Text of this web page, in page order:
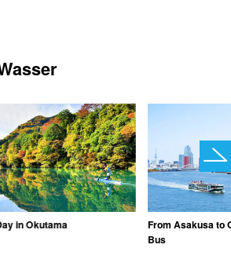
in Okutama
From Asakusa to
Bus